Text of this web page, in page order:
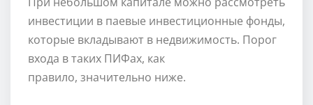
инвестиции в паевые инвестиционные фонды,
которые вкладывают в недвижимость. Порог
входа в таких ПИФах, как
правило, значительно ниже.